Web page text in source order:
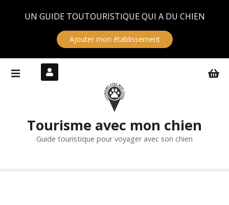
UN GUIDE TOUTOURISTIQUE QUI A DU CHIEN
Ajouter mon établissement
Tourisme avec mon chien
Guide touristique pour voyager avec son chien